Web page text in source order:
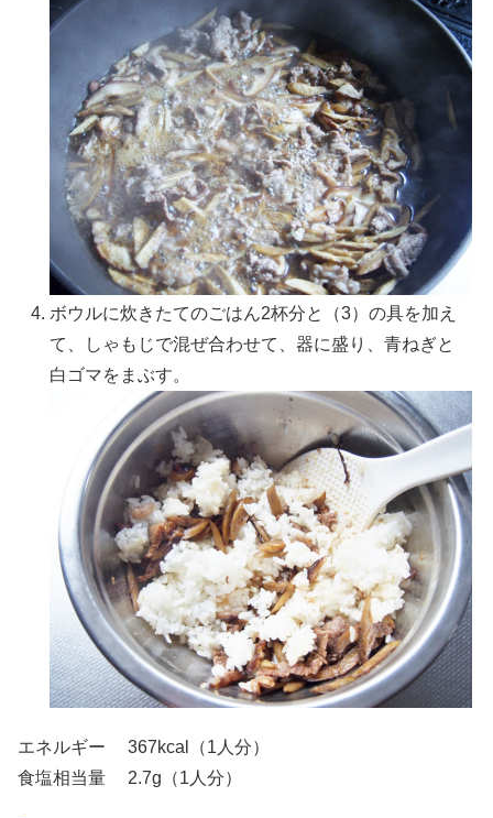
ボウルに炊きたてのごはん2杯分と（3）の具を加え
て、しゃもじで混ぜ合わせて、器に盛り、青ねぎと
白ゴマをまぶす。
エネルギー 367kcal（1人分）
食塩相当量 2.7g（1人分）